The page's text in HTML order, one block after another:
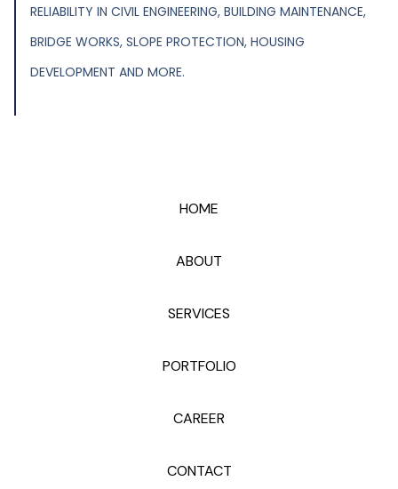
RELIABILITY IN CIVIL ENGINEERING, BUILDING MAINTENANCE,
BRIDGE WORKS, SLOPE PROTECTION, HOUSING
DEVELOPMENT AND MORE.
HOME
ABOUT
SERVICES
PORTFOLIO
CAREER
CONTACT